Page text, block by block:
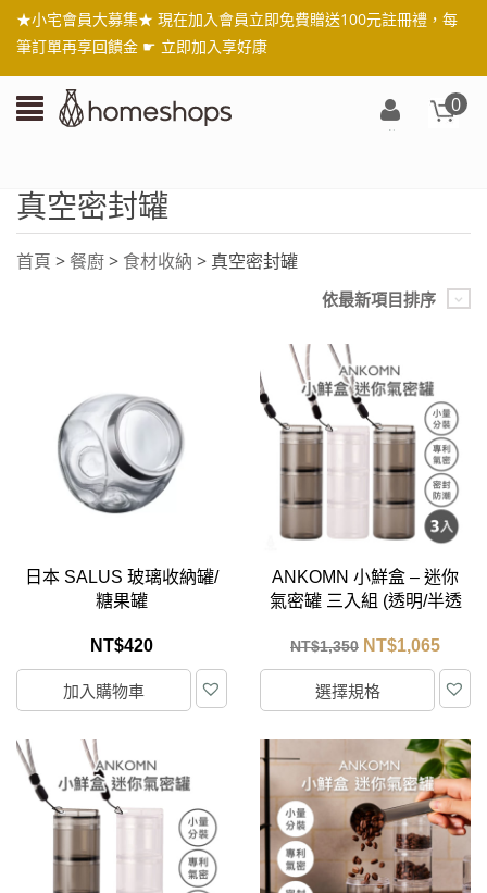
★小宅會員大募集★ 現在加入會員立即免費贈送100元註冊禮，每
筆訂單再享回饋金 ☛ 立即加入享好康
0
首頁 > 餐廚> 食材收納 > 真空密封罐
真空密封罐
依最新項目排序
日本 SALUS 玻璃收納罐/
糖果罐
NT$420
加入購物車
ANKOMN 小鮮盒 – 迷你
氣密罐 三入組 (透明/半透
NT$1,350 NT$1,065
選擇規格